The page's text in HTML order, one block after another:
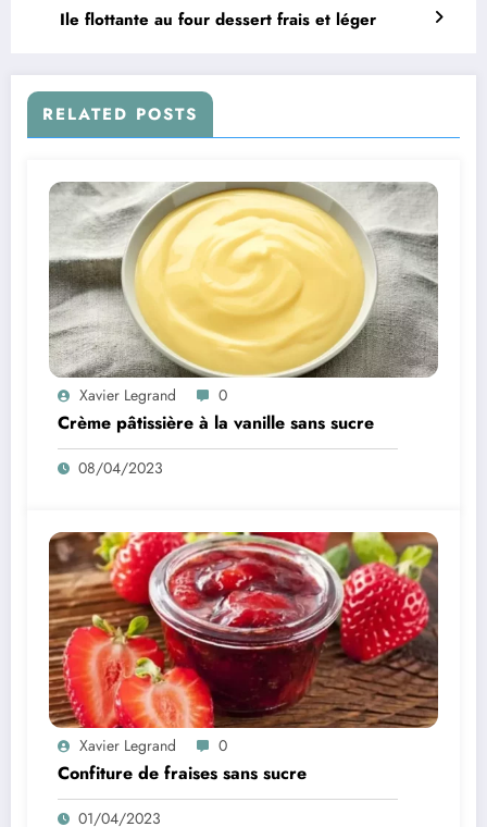
Ile flottante au four dessert frais et léger
RELATED POSTS
Xavier Legrand 0
Crème pâtissière à la vanille sans sucre
08/04/2023
Xavier Legrand 0
Confiture de fraises sans sucre
01/04/2023